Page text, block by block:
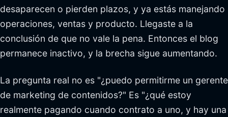
desaparecen o pierden plazos, y ya estás manejando
operaciones, ventas y producto. Llegaste a la
conclusión de que no vale la pena. Entonces el blog
permanece inactivo, y la brecha sigue aumentando.
La pregunta real no es "¿puedo permitirme un gerente
de marketing de contenidos?" Es "¿qué estoy
realmente pagando cuando contrato a uno, y hay una